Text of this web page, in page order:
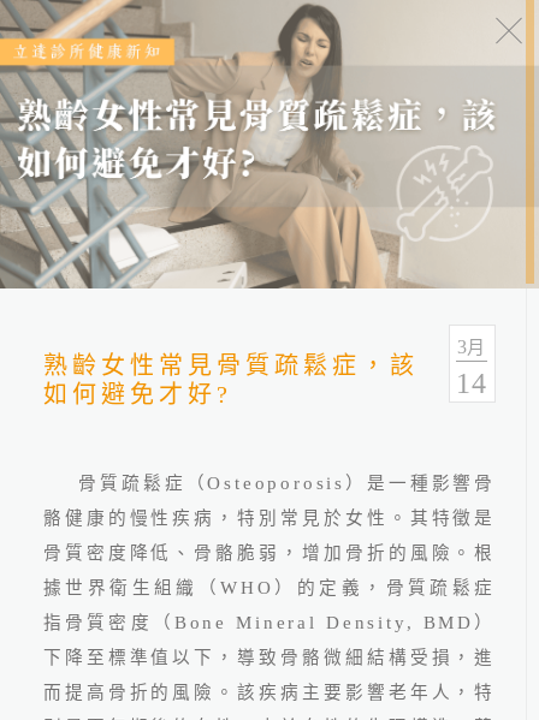
健康報報
分類 全部 健康情報 友善連結
熟齡女性常見骨質疏鬆症，該
如何避免才好?
3月
14
骨質疏鬆症（Osteoporosis ）是一種影響骨
骼健康的慢性疾病，特別常見於女性。其特徵是
骨質密度降低、骨骼脆弱，增加骨折的風險。根
據世界衛生組織（WHO ）的定義，骨質疏鬆症
指骨質密度（ Bone Mineral Density, BMD ）
下降至標準值以下，導致骨骼微細結構受損，進
而提高骨折的風險。該疾病主要影響老年人，特